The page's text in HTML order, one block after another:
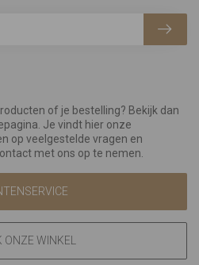
of je bestelling? Bekijk dan
Je vindt hier onze
op veelgestelde vragen en
met ons op te nemen.
ONZE WINKEL